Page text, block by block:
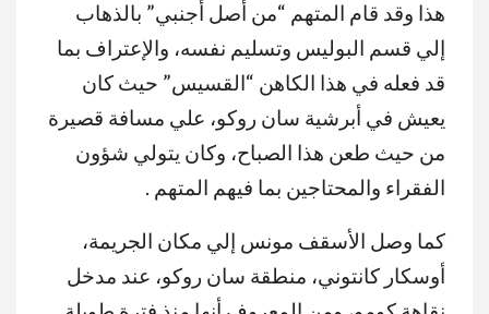
هذا وقد قام المتهم “من أصل أجنبي” بالذهاب
إلي قسم البوليس وتسليم نفسه، والإعتراف بما
قد فعله في هذا الكاهن “القسيس” حيث كان
يعيش في أبرشية سان روكو، علي مسافة قصيرة
من حيث طعن هذا الصباح، وكان يتولي شؤون
الفقراء والمحتاجين بما فيهم المتهم .
كما وصل الأسقف مونس إلي مكان الجريمة،
أوسكار كانتوني، منطقة سان روكو، عند مدخل